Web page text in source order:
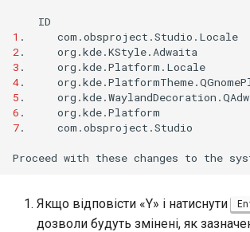
ID
1 .
com.obsproject.Studio.Locale
2.
org.kde.KStyle.Adwaita
3 .
org.kde.Platform.Locale
4.
5 .
6 .
org.kde.Platform
7. com.obsproject.Studio
Proceed with these changes to the
Якщо відповісти «Y» і натиснути
дозволи будуть змінені, як